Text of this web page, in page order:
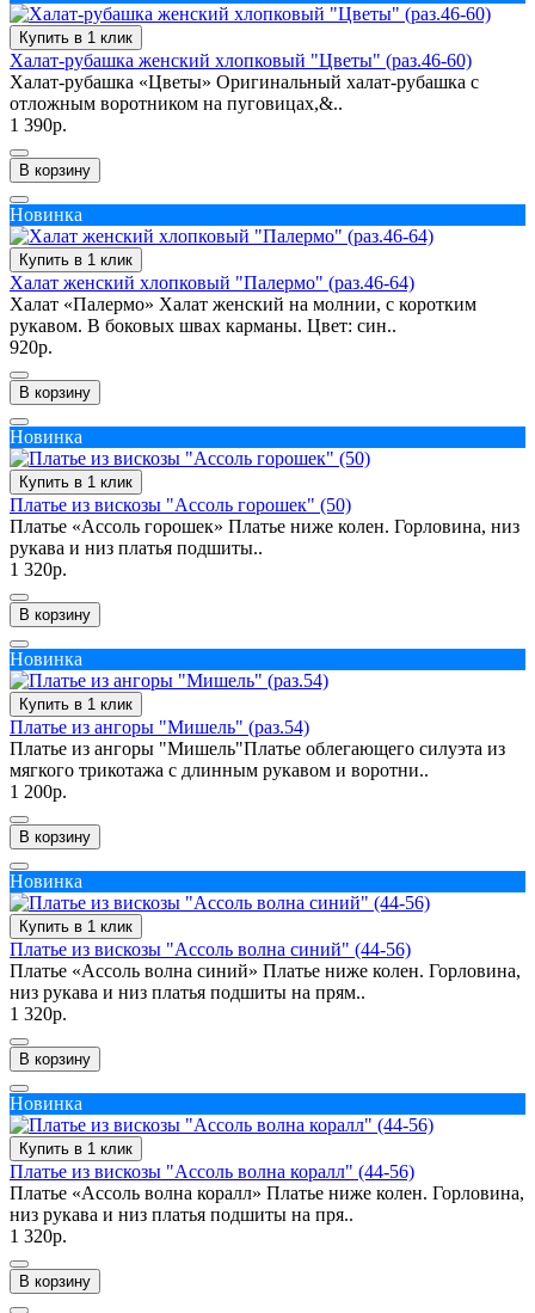
Купить в 1 клик
Халат-рубашка женский хлопковый "Цветы" (раз.46-60)
Халат-рубашка «Цветы» Оригинальный халат-рубашка с
отложным воротником на пуговицах,&..
1 390р.
В корзину
Новинка
Купить в 1 клик
Халат женский хлопковый "Палермо" (раз.46-64)
Халат «Палермо» Халат женский на молнии, с коротким
рукавом. В боковых швах карманы. Цвет: син..
920р.
В корзину
Новинка
Купить в 1 клик
Платье из вискозы "Ассоль горошек" (50)
Платье «Ассоль горошек» Платье ниже колен. Горловина, низ
рукава и низ платья подшиты..
1 320р.
В корзину
Новинка
Купить в 1 клик
Платье из ангоры "Мишель" (раз.54)
Платье из ангоры "Мишель"Платье облегающего силуэта из
мягкого трикотажа с длинным рукавом и воротни..
1 200р.
В корзину
Новинка
Купить в 1 клик
Платье из вискозы "Ассоль волна синий" (44-56)
Платье «Ассоль волна синий» Платье ниже колен. Горловина,
низ рукава и низ платья подшиты на прям..
1 320р.
В корзину
Новинка
Купить в 1 клик
Платье из вискозы "Ассоль волна коралл" (44-56)
Платье «Ассоль волна коралл» Платье ниже колен. Горловина,
низ рукава и низ платья подшиты на пря..
1 320р.
В корзину